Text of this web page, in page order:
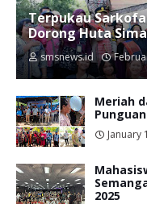
Terpukau
Dorong Huta
smsnews.id
Meriah
January
2025